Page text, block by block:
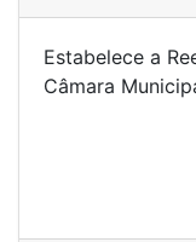
Estabelece a
Câmara